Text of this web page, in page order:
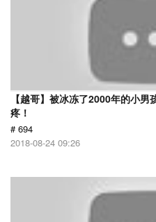
【越哥】被冰冻了2000年的小
疼！
# 694
2018-08-24 09:26